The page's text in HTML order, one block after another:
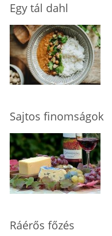
Egy tál dahl
Sajtos finomságok
Ráérős főzés